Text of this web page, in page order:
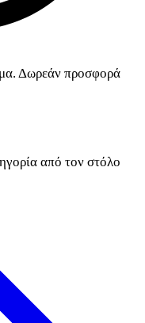
Δωρεάν προσφορά
από τον στόλο